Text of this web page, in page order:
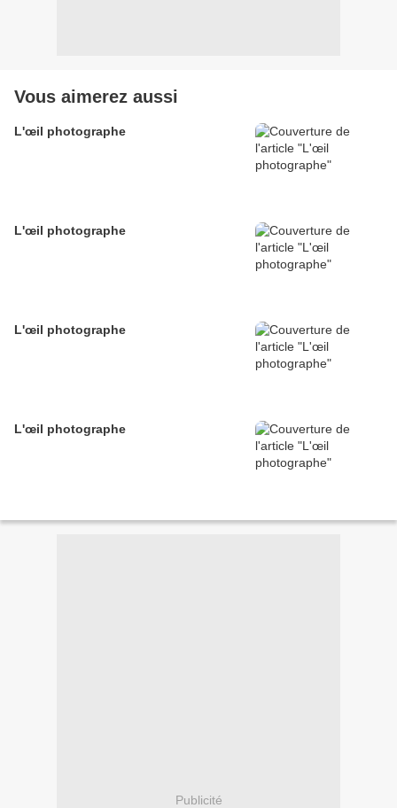
Vous aimerez aussi
L'œil photographe
L'œil photographe
L'œil photographe
L'œil photographe
Publicité